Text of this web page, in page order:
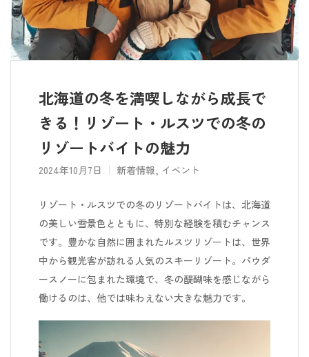
北海道の冬を満喫しながら成長で
きる！リゾート・ルスツでの冬の
リゾートバイトの魅力
2024年10月7日 新着情報, イベント
リゾート・ルスツでの冬のリゾートバイトは、北海道
の美しい雪景色とともに、特別な経験を積むチャンス
です。豊かな自然に囲まれたルスツリゾートは、世界
中から観光客が訪れる人気のスキーリゾート。パウダ
ースノーに包まれた環境で、冬の醍醐味を感じながら
働けるのは、他では味わえない大きな魅力です。